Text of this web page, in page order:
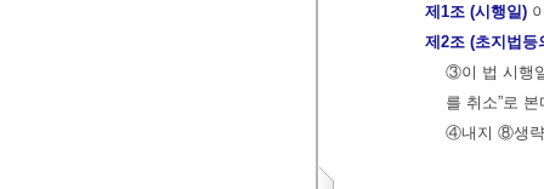
제1조 (시행일)
제2조 (초지법등
③이 법 시행
를 취소”로 본
④내지 ⑧생략